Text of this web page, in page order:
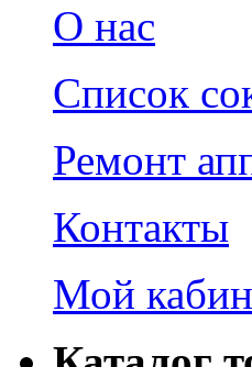
О нас
Список
Ремонт
Контакты
Мой